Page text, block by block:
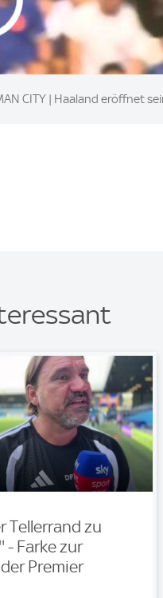
CITY | Haaland eröffnet
Tellerrand zu
- Farke zur
Premier